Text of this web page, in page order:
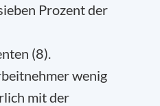
Prozent der
(8).
wenig
mit der